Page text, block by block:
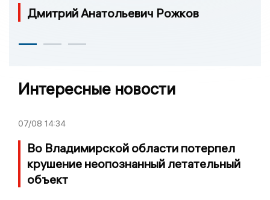
Дмитрий Анатольевич Рожков
Интересные новости
07/08 14:34
Во Владимирской области потерпел
крушение неопознанный летательный
объект